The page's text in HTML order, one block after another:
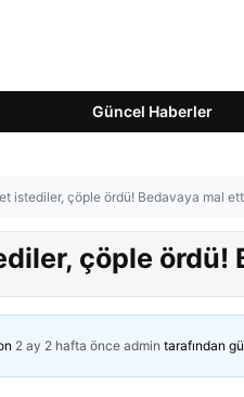
Güncel Haberler
istediler, çöple ördü! Bedavaya mal
çöple ördü!
2 ay 2 hafta önce admin tarafından